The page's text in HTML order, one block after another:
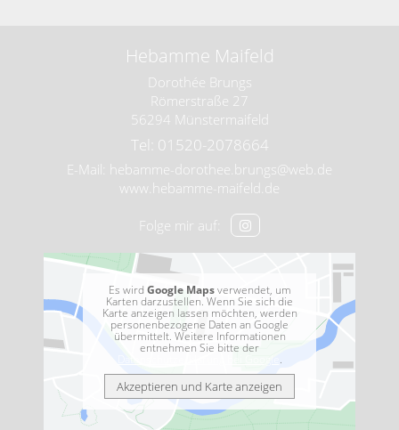
Hebamme Maifeld
Dorothée Brungs
Römerstraße 27
56294 Münstermaifeld
Tel: 01520-2078664
E-Mail:
hebamme-dorothee.brungs@web.de
www.hebamme-maifeld.de
Folge mir auf:
Es wird Google Mapsverwendet, um
Karten darzustellen. Wenn Sie sich die
Karte anzeigen lassen möchten, werden
personenbezogene Daten an Google
übermittelt. Weitere Informationen
entnehmen Sie bitte der
.
Akzeptieren und Karte anzeigen